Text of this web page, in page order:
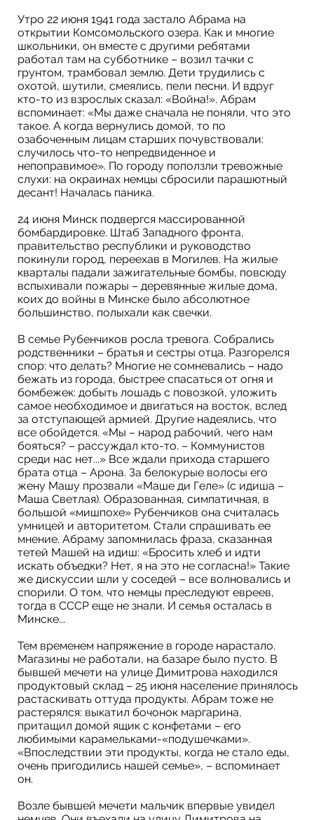
Утро 22 июня 1941 года застало Абрама на
открытии Комсомольского озера. Как и многие
школьники, он вместе с другими ребятами
работал там на субботнике – возил тачки с
грунтом, трамбовал землю. Дети трудились с
охотой, шутили, смеялись, пели песни. И вдруг
кто-то из взрослых сказал: «Война!». Абрам
вспоминает: «Мы даже сначала не поняли, что это
такое. А когда вернулись домой, то по
озабоченным лицам старших почувствовали:
случилось что-то непредвиденное и
непоправимое». По городу поползли тревожные
слухи: на окраинах немцы сбросили парашютный
десант! Началась паника.
24 июня Минск подвергся массированной
бомбардировке. Штаб Западного фронта,
правительство республики и руководство
покинули город, переехав в Могилев. На жилые
кварталы падали зажигательные бомбы, повсюду
вспыхивали пожары – деревянные жилые дома,
коих до войны в Минске было абсолютное
большинство, полыхали как свечки.
В семье Рубенчиков росла тревога. Собрались
родственники – братья и сестры отца. Разгорелся
спор: что делать? Многие не сомневались – надо
бежать из города, быстрее спасаться от огня и
бомбежек: добыть лошадь с повозкой, уложить
самое необходимое и двигаться на восток, вслед
за отступающей армией. Другие надеялись, что
все обойдется. «Мы – народ рабочий, чего нам
бояться? – рассуждал кто-то. – Коммунистов
среди нас нет...» Все ждали прихода старшего
брата отца – Арона. За белокурые волосы его
жену Машу прозвали «Маше ди Геле» (с идиша –
Маша Светлая). Образованная, симпатичная, в
большой «мишпохе» Рубенчиков она считалась
умницей и авторитетом. Стали спрашивать ее
мнение. Абраму запомнилась фраза, сказанная
тетей Машей на идиш: «Бросить хлеб и идти
искать объедки? Нет, я на это не согласна!» Такие
же дискуссии шли у соседей – все волновались и
спорили. О том, что немцы преследуют евреев,
тогда в СССР еще не знали. И семья осталась в
Минске...
Тем временем напряжение в городе нарастало.
Магазины не работали, на базаре было пусто. В
бывшей мечети на улице Димитрова находился
продуктовый склад – 25 июня население принялось
растаскивать оттуда продукты. Абрам тоже не
растерялся: выкатил бочонок маргарина,
притащил домой ящик с конфетами – его
любимыми карамельками-«подушечками».
«Впоследствии эти продукты, когда не стало еды,
очень пригодились нашей семье», – вспоминает
он.
Возле бывшей мечети мальчик впервые увидел